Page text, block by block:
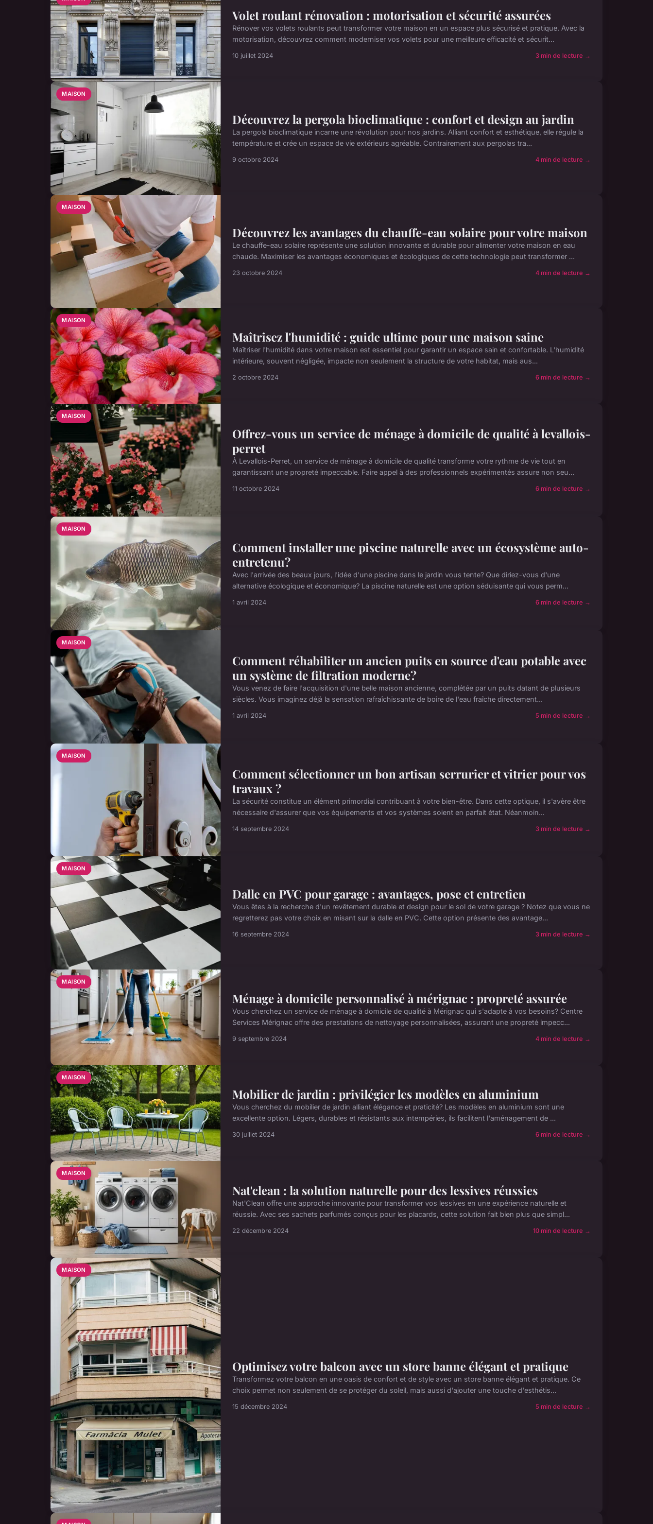
Volet roulant rénovation : motorisation et sécurité assurées
Rénover vos volets roulants peut transformer votre maison en un espace plus sécurisé et pratique. Avec la
motorisation, découvrez comment moderniser vos volets pour une meilleure efficacité et sécurit...
10 juillet 2024 3 min de lecture →
MAISON
Découvrez la pergola bioclimatique : confort et design au jardin
La pergola bioclimatique incarne une révolution pour nos jardins. Alliant confort et esthétique, elle régule la
température et crée un espace de vie extérieurs agréable. Contrairement aux pergolas tra...
9 octobre 2024 4 min de lecture →
MAISON
Découvrez les avantages du chauffe-eau solaire pour votre maison
Le chauffe-eau solaire représente une solution innovante et durable pour alimenter votre maison en eau
chaude. Maximiser les avantages économiques et écologiques de cette technologie peut transformer ...
23 octobre 2024 4 min de lecture →
MAISON
Maîtrisez l'humidité : guide ultime pour une maison saine
Maîtriser l'humidité dans votre maison est essentiel pour garantir un espace sain et confortable. L'humidité
intérieure, souvent négligée, impacte non seulement la structure de votre habitat, mais aus...
2 octobre 2024 6 min de lecture →
MAISON
Offrez-vous un service de ménage à domicile de qualité à levallois-
perret
À Levallois-Perret, un service de ménage à domicile de qualité transforme votre rythme de vie tout en
garantissant une propreté impeccable. Faire appel à des professionnels expérimentés assure non seu...
11 octobre 2024 6 min de lecture →
MAISON
Comment installer une piscine naturelle avec un écosystème auto-
entretenu?
Avec l'arrivée des beaux jours, l'idée d'une piscine dans le jardin vous tente? Que diriez-vous d'une
alternative écologique et économique? La piscine naturelle est une option séduisante qui vous perm...
1 avril 2024 6 min de lecture →
MAISON
Comment réhabiliter un ancien puits en source d'eau potable avec
un système de filtration moderne?
Vous venez de faire l'acquisition d'une belle maison ancienne, complétée par un puits datant de plusieurs
siècles. Vous imaginez déjà la sensation rafraîchissante de boire de l'eau fraîche directement...
1 avril 2024 5 min de lecture →
MAISON
Comment sélectionner un bon artisan serrurier et vitrier pour vos
travaux ?
La sécurité constitue un élément primordial contribuant à votre bien-être. Dans cette optique, il s'avère être
nécessaire d'assurer que vos équipements et vos systèmes soient en parfait état. Néanmoin...
14 septembre 2024 3 min de lecture →
MAISON
Dalle en PVC pour garage : avantages, pose et entretien
Vous êtes à la recherche d'un revêtement durable et design pour le sol de votre garage ? Notez que vous ne
regretterez pas votre choix en misant sur la dalle en PVC. Cette option présente des avantage...
16 septembre 2024 3 min de lecture →
MAISON
Ménage à domicile personnalisé à mérignac : propreté assurée
Vous cherchez un service de ménage à domicile de qualité à Mérignac qui s'adapte à vos besoins? Centre
Services Mérignac offre des prestations de nettoyage personnalisées, assurant une propreté impecc...
9 septembre 2024 4 min de lecture →
MAISON
Mobilier de jardin : privilégier les modèles en aluminium
Vous cherchez du mobilier de jardin alliant élégance et praticité? Les modèles en aluminium sont une
excellente option. Légers, durables et résistants aux intempéries, ils facilitent l'aménagement de ...
30 juillet 2024 6 min de lecture →
MAISON
Nat'clean : la solution naturelle pour des lessives réussies
Nat'Clean offre une approche innovante pour transformer vos lessives en une expérience naturelle et
réussie. Avec ses sachets parfumés conçus pour les placards, cette solution fait bien plus que simpl...
22 décembre 2024 10 min de lecture →
MAISON
Optimisez votre balcon avec un store banne élégant et pratique
Transformez votre balcon en une oasis de confort et de style avec un store banne élégant et pratique. Ce
choix permet non seulement de se protéger du soleil, mais aussi d'ajouter une touche d'esthétis...
15 décembre 2024 5 min de lecture →